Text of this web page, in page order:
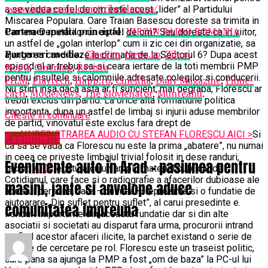
a se vedea ce fel de om este acest „lider” al Partidului
Miscarea Populara. Oare Traian Basescu doreste sa trimita in
Camera Deputatilor un astfel de om? Sau doreste ca in viitor,
un astfel de „golan interlop” cum ii zic cei din organizatie, sa
ajunga sa candideze la primaria de la Sectorul 6? Dupa acest
episod el ar trebui sa-si ceara iertare de la toti membrii PMP
pentru insultele si calomniile adresate colegilor si conducerii.
Nu stim insa daca asta ar fi suficient, mai degraba, Florescu ar
trebui exclus din partid. La orice alta formatiune politica
importanta, dupa un astfel de limbaj si injurii aduse membrilor
de partid, vinovatul este exclus fara drept de
apel.INREGISTRAREA AUDIO CU STEFAN FLORESCU AICI >Si
ca sa se vada ca Florescu nu este la prima „abatere”, nu numai
in ceea ce priveste limbajul trivial folosit in dese randuri,
facem AICIlegatura cu un amplu material publicat de
Cotidianul, care face si o radiografie a afacerilor dubioase ale
acestui personaj care – culmea – reprezinta si o fundatie de
ajutoarare „Din suflet pentru suflet”, al carui presedinte e.
Fonduri importante din aceasta fundatie dar si din alte
asociatii si societati au disparut fara urma, procurorii intrand
pe firul acestor afaceri ilicite, la parchet existand o serie de
dosare de cercetare pe rol. Florescu este un traseist politic,
care pana sa ajunga la PMP a fost „om de baza” la PC-ul lui
www.instagram.com/tribefilms.ro/
Partener media principal:VIRGIN RADIO ROMANIA
Parteneri media:CineFan,News.ro,Zile și
Nopți,Cinemap,Revista
FILM,Playtech,Happ.ro,Cinefilia,Daily Magazine,Filme-
carti,MovieNews,The Movienator,Munteanu.
Citeste in continuare
Eveniment
Evenimente auto in Arad – pasiunea pentru
masini, jante si anvelope aduce
comunitatea impreuna